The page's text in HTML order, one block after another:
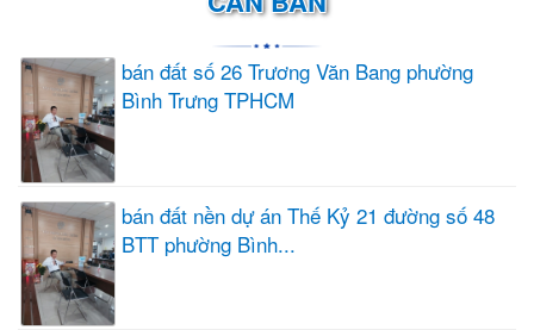
bán đất số 26 Trương Văn Bang phường
Bình Trưng TPHCM
bán đất nền dự án Thế Kỷ 21 đường số 48
BTT phường Bình...